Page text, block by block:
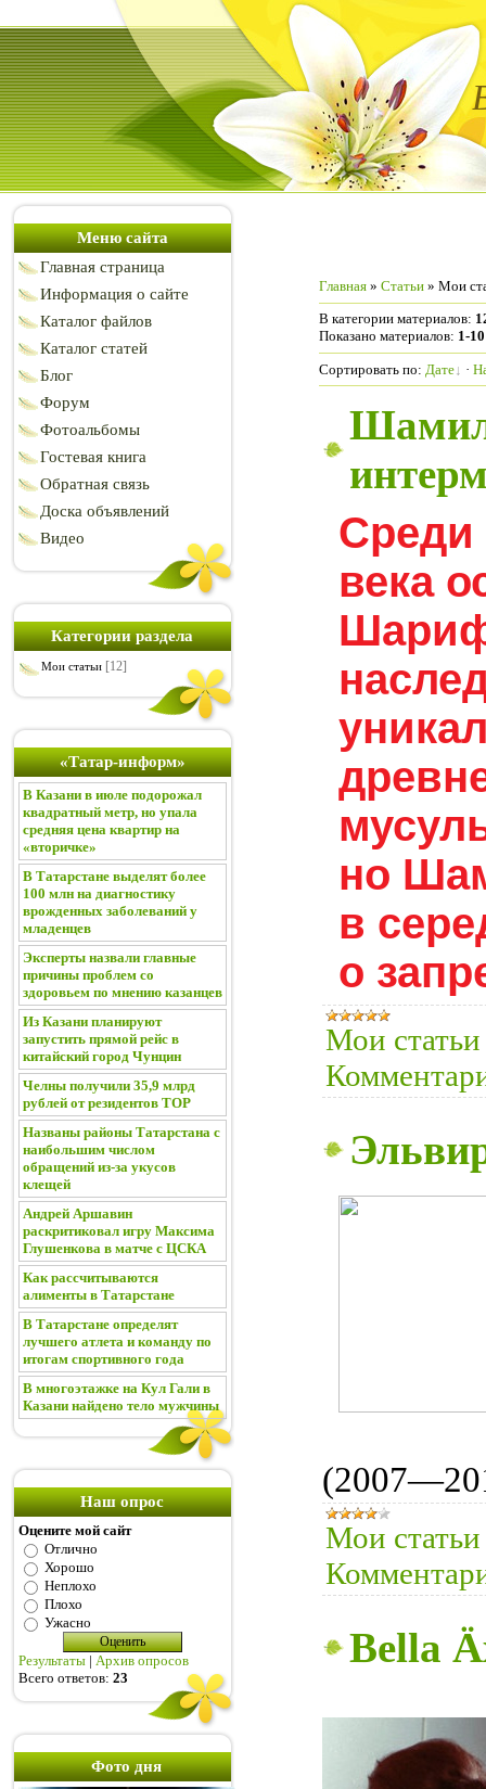
Меню сайта
Главная страница
Информация о сайте
Каталог файлов
Каталог статей
Блог
Форум
Фотоальбомы
Гостевая книга
Обратная связь
Доска объявлений
Видео
Категории раздела
Мои статьи [12]
«Татар-информ»
В Казани в июле подорожал
квадратный метр, но упала
средняя цена квартир на
«вторичке»
В Татарстане выделят более
100 млн на диагностику
врожденных заболеваний у
младенцев
Эксперты назвали главные
причины проблем со
здоровьем по мнению казанцев
Из Казани планируют
запустить прямой рейс в
китайский город Чунцин
Челны получили 35,9 млрд
рублей от резидентов ТОР
Названы районы Татарстана с
наибольшим числом
обращений из-за укусов
клещей
Андрей Аршавин
раскритиковал игру Максима
Глушенкова в матче с ЦСКА
Как рассчитываются
алименты в Татарстане
В Татарстане определят
лучшего атлета и команду по
итогам спортивного года
В многоэтажке на Кул Гали в
Казани найдено тело мужчины
Наш опрос
Оцените мой сайт
Отлично
Хорошо
Неплохо
Плохо
Ужасно
Результаты | Архив опросов
Всего ответов: 23
Фото дня
Главная » Статьи » Мои
В категории материалов:
Показано материалов: 1-10
Сортировать по: Дате ·
Среди
века
но
в
о
Мои статьи
Мои статьи
Bella